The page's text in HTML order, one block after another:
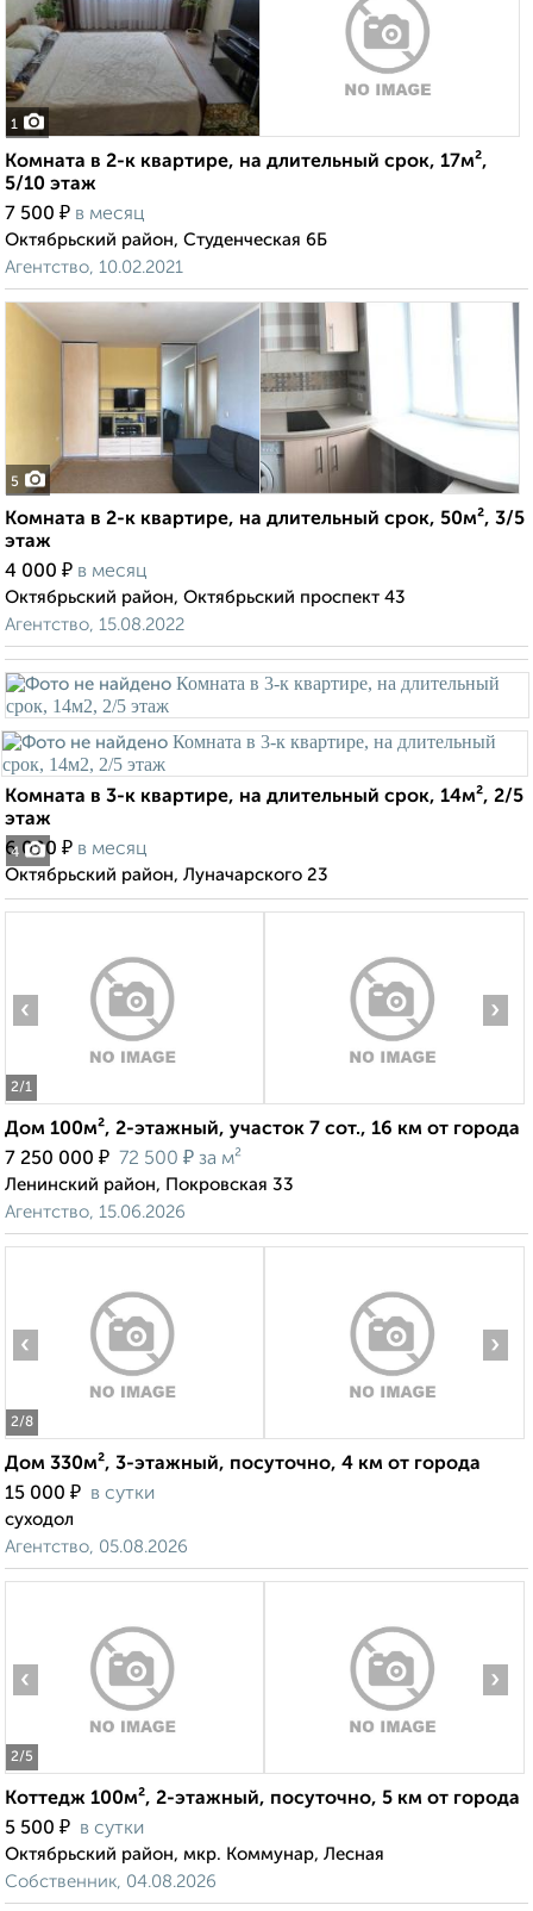
1
Комната в 2-к квартире, на длительный срок, 17м²,
5/10 этаж
7 500 ₽ в месяц
Октябрьский район, Студенческая 6Б
Агентство, 10.02.2021
5
Комната в 2-к квартире, на длительный срок, 50м², 3/5
этаж
4 000 ₽ в месяц
Октябрьский район, Октябрьский проспект 43
Агентство, 15.08.2022
4
Комната в 3-к квартире, на длительный срок, 14м², 2/5
этаж
6 000 ₽ в месяц
Октябрьский район, Луначарского 23
2/1
‹ ›
Дом 100м², 2-этажный, участок 7 сот., 16 км от города
7 250 000 ₽ 72 500 ₽ за м²
Ленинский район, Покровская 33
Агентство, 15.06.2026
2/8
‹ ›
Дом 330м², 3-этажный, посуточно, 4 км от города
15 000 ₽ в сутки
суходол
Агентство, 05.08.2026
2/5
‹ ›
Коттедж 100м², 2-этажный, посуточно, 5 км от города
5 500 ₽ в сутки
Октябрьский район, мкр. Коммунар, Лесная
Собственник, 04.08.2026